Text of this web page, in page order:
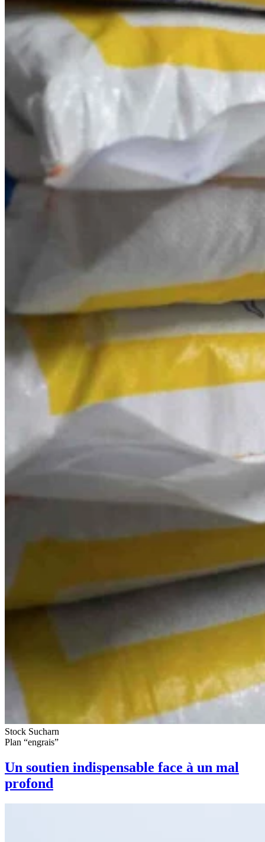
Stock Sucharn
Plan “engrais”
Un soutien indispensable face à un mal
profond